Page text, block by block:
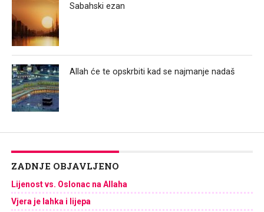
Sabahski ezan
Allah će te opskrbiti kad se najmanje nadaš
ZADNJE OBJAVLJENO
Lijenost vs. Oslonac na Allaha
Vjera je lahka i lijepa